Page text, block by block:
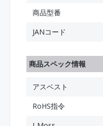
商品型番
JANコード
商品スペック情報
アスベスト
RoHS指令